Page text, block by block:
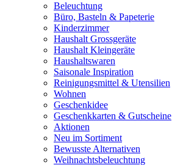
Beleuchtung
Büro, Basteln & Papeterie
Kinderzimmer
Haushalt Grossgeräte
Haushalt Kleingeräte
Haushaltswaren
Saisonale Inspiration
Reinigungsmittel & Utensilien
Wohnen
Geschenkidee
Geschenkkarten & Gutscheine
Aktionen
Neu im Sortiment
Bewusste Alternativen
Weihnachtsbeleuchtung